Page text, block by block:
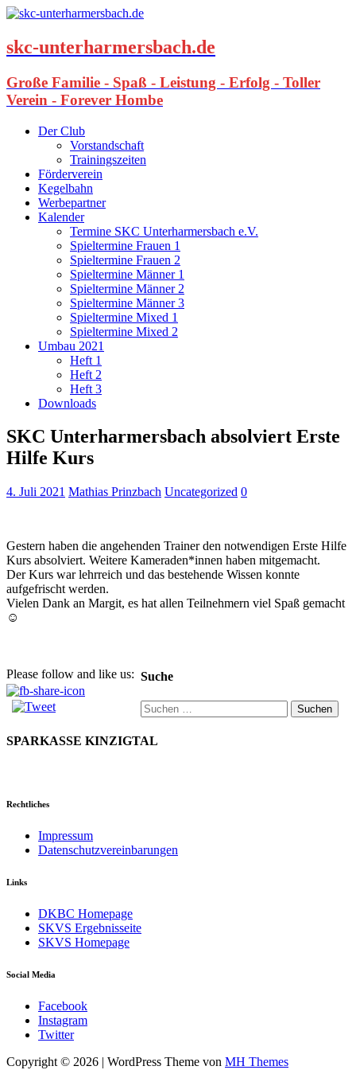
skc-unterharmersbach.de
Große Familie - Spaß - Leistung - Erfolg - Toller
Verein - Forever Hombe
Der Club
Vorstandschaft
Trainingszeiten
Förderverein
Kegelbahn
Werbepartner
Kalender
Termine SKC Unterharmersbach e.V.
Spieltermine Frauen 1
Spieltermine Frauen 2
Spieltermine Männer 1
Spieltermine Männer 2
Spieltermine Männer 3
Spieltermine Mixed 1
Spieltermine Mixed 2
Umbau 2021
Heft 1
Heft 2
Heft 3
Downloads
SKC Unterharmersbach absolviert Erste
Hilfe Kurs
4. Juli 2021 Mathias Prinzbach Uncategorized 0
Gestern haben die angehenden Trainer den notwendigen Erste Hilfe
Kurs absolviert. Weitere Kameraden*innen haben mitgemacht.
Der Kurs war lehrreich und das bestehende Wissen konnte
aufgefrischt werden.
Vielen Dank an Margit, es hat allen Teilnehmern viel Spaß gemacht
☺️
Please follow and like us: Suche
Suchen
nach:
SPARKASSE KINZIGTAL
Rechtliches
Impressum
Datenschutzvereinbarungen
Links
DKBC Homepage
SKVS Ergebnisseite
SKVS Homepage
Social Media
Facebook
Instagram
Twitter
Copyright © 2026 | WordPress Theme von MH Themes